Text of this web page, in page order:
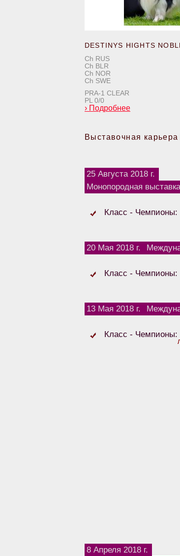
DESTINYS HIGHTS
Ch RUS
Ch BLR
Ch NOR
Ch SWE
PRA-1 CLEAR
PL 0/0
› Подробнее
Выставочная
25 Августа 2018 г.
Монопородная
Класс - Чемпионы:
20 Мая 2018 г.
Класс - Чемпионы:
13 Мая 2018 г.
Класс - Чемпионы:
8 Апреля 2018 г.